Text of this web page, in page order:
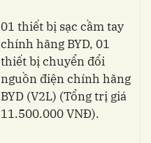
01 thiết bị sạc cầm tay
chính hãng BYD, 01
thiết bị chuyển đổi
nguồn điện chính hãng
BYD (V2L) (Tổng trị giá
11.500.000 VNĐ).